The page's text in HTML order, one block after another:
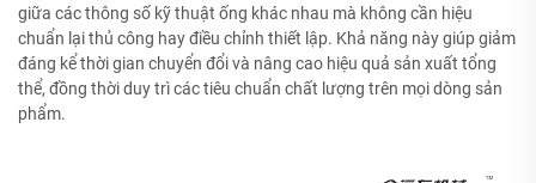
giữa các thông số kỹ thuật ống khác nhau mà không cần hiệu
chuẩn lại thủ công hay điều chỉnh thiết lập. Khả năng này giúp giảm
đáng kể thời gian chuyển đổi và nâng cao hiệu quả sản xuất tổng
thể, đồng thời duy trì các tiêu chuẩn chất lượng trên mọi dòng sản
phẩm.